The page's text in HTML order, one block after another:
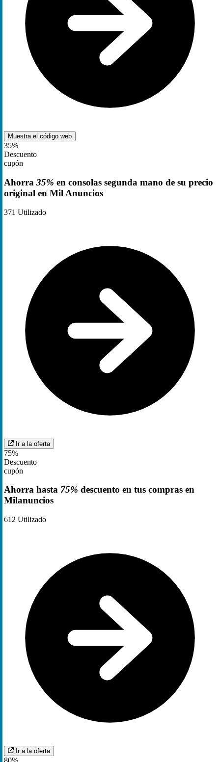
Muestra el código web
35%
Descuento
cupón
Ahorra 35% en consolas segunda mano de su precio
original en Mil Anuncios
371 Utilizado
Ir a la oferta
75%
Descuento
cupón
Ahorra hasta 75% descuento en tus compras en
Milanuncios
612 Utilizado
Ir a la oferta
80%